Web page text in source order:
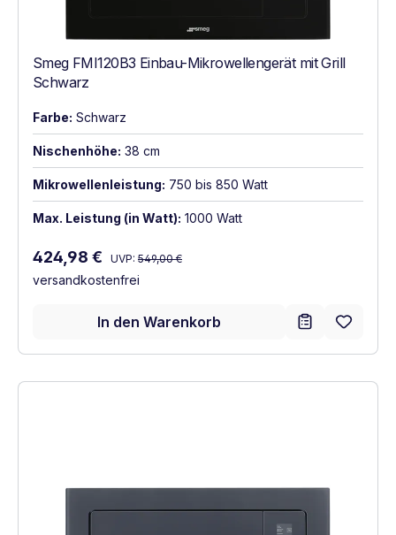
Smeg FMI120B3 Einbau-Mikrowellengerät mit Grill
Schwarz
Farbe: Schwarz
Nischenhöhe: 38 cm
Mikrowellenleistung: 750 bis 850 Watt
Max. Leistung (in Watt): 1000 Watt
Verkaufspreis:
424,98 € Regulärer Preis:
UVP: 549,00 €
versandkostenfrei
In den Warenkorb